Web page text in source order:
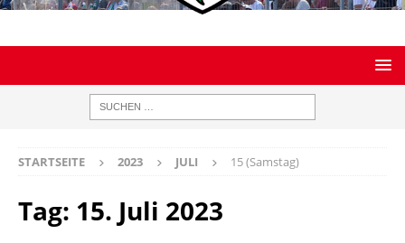
STARTSEITE 2023 JULI 15 (Samstag)
Tag: 15. Juli 2023